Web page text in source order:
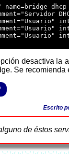
name=bridge
Se
Escrito
de éstos